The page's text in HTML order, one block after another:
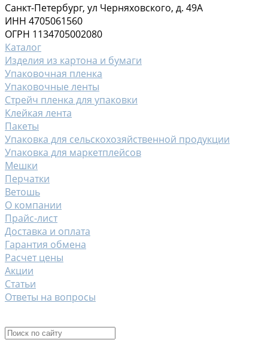
Санкт-Петербург, ул Черняховского, д. 49А
ИНН 4705061560
ОГРН 1134705002080
Каталог
Изделия из картона и бумаги
Упаковочная пленка
Упаковочные ленты
Стрейч пленка для упаковки
Клейкая лента
Пакеты
Упаковка для сельскохозяйственной продукции
Упаковка для маркетплейсов
Мешки
Перчатки
Ветошь
О компании
Прайс-лист
Доставка и оплата
Гарантия обмена
Расчет цены
Акции
Статьи
Ответы на вопросы